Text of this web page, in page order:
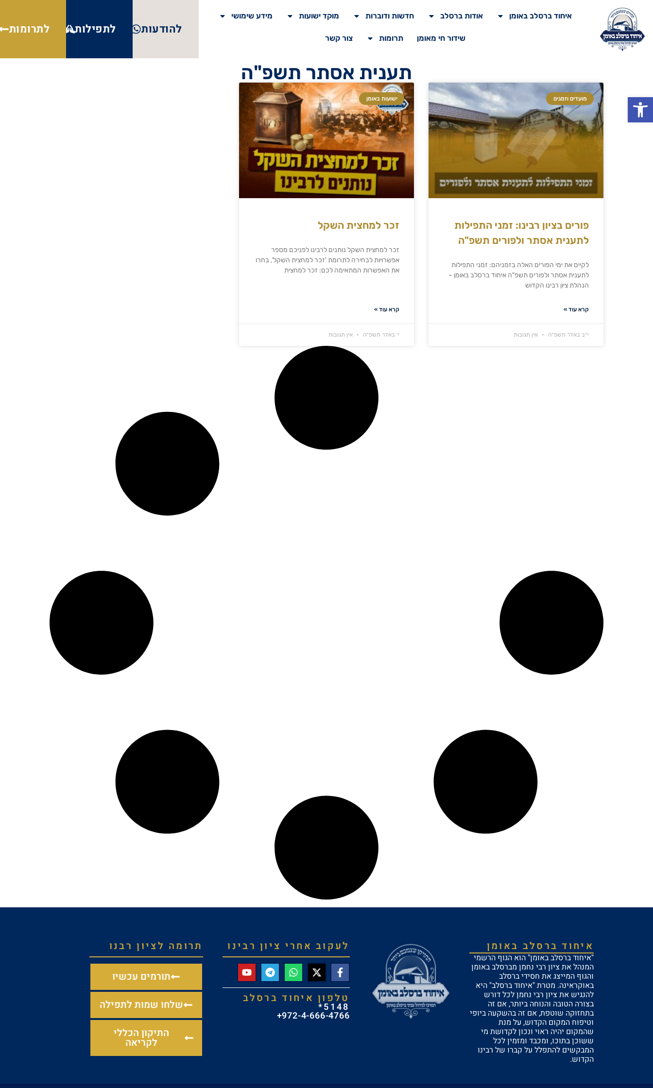
פתח סרגל נגישות
איחוד ברסלב באומן אודות ברסלב חדשות ודוברות מוקד ישועות מידע שימושי
שידור חי מאומן תרומות צור קשר
להודעות לתפילות לתרומות
תענית אסתר תשפ"ה
מועדים וזמנים
פורים בציון רבינו: זמני התפילות
לתענית אסתר ולפורים תשפ"ה
לקיים את ימי הפורים האלה בזמניהם: זמני התפילות
לתענית אסתר ולפורים תשפ"ה איחוד ברסלב באומן –
הנהלת ציון רבינו הקדוש
קרא עוד »
י״ב באדר תשפ״ה אין תגובות
ישועות באומן
זכר למחצית השקל
זכר למחצית השקל נותנים לרבינו לפניכם מספר
אפשרויות לבחירה לתרומת 'זכר למחצית השקל', בחרו
את האפשרות המתאימה לכם: זכר למחצית
קרא עוד »
י׳ באדר תשפ״ה אין תגובות
איחוד ברסלב באומן
"איחוד ברסלב באומן" הוא הגוף הרשמי
המנהל את ציון רבי נחמן מברסלב באומן
והגוף המייצג את חסידי ברסלב
באוקראינה. מטרת "איחוד ברסלב" היא
להנגיש את ציון רבי נחמן לכל דורש
בצורה הטובה והנוחה ביותר, אם זה
בתחזוקה שוטפת, אם זה בהשקעה ביופי
וטיפוח המקום הקדוש, על מנת
שהמקום יהיה ראוי ונכון לקדושת מי
ששוכן בתוכו, ומכבד ומזמין לכל
המבקשים להתפלל על קברו של רבינו
הקדוש.
לעקוב אחרי ציון רבינו
טלפון איחוד ברסלב
5148*
972-4-666-4766+
תרומה לציון רבנו
תורמים עכשיו
שלחו שמות לתפילה
התיקון הכללי
לקריאה